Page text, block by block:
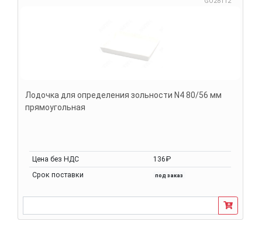
Лодочка для определения зольности N4 80/56 мм
прямоугольная
Цена без НДС
136₽
Срок поставки
под заказ